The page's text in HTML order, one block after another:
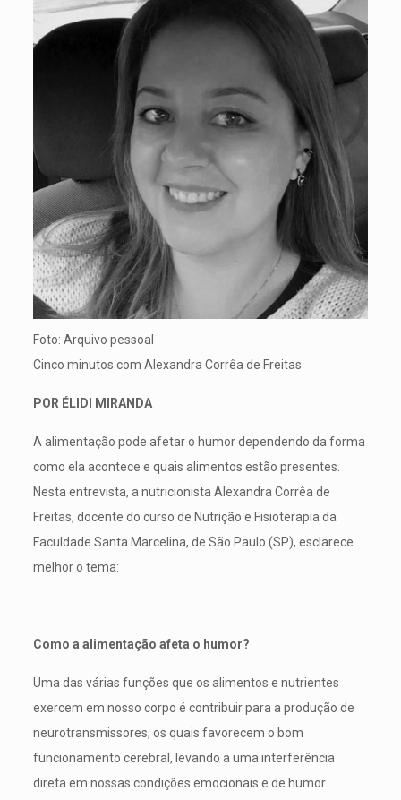
Foto: Arquivo pessoal
Cinco minutos com Alexandra Corrêa de Freitas
POR ÉLIDI MIRANDA
A alimentação pode afetar o humor dependendo da forma
como ela acontece e quais alimentos estão presentes.
Nesta entrevista, a nutricionista Alexandra Corrêa de
Freitas, docente do curso de Nutrição e Fisioterapia da
Faculdade Santa Marcelina, de São Paulo (SP), esclarece
melhor o tema:
Como a alimentação afeta o humor?
Uma das várias funções que os alimentos e nutrientes
exercem em nosso corpo é contribuir para a produção de
neurotransmissores, os quais favorecem o bom
funcionamento cerebral, levando a uma interferência
direta em nossas condições emocionais e de humor.